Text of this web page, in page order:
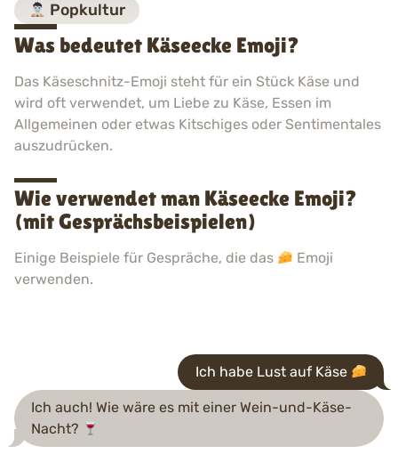
Popkultur
Was bedeutet Käseecke Emoji?
Das Käseschnitz-Emoji steht für ein Stück Käse und
wird oft verwendet, um Liebe zu Käse, Essen im
Allgemeinen oder etwas Kitschiges oder Sentimentales
auszudrücken.
Wie verwendet man Käseecke Emoji?
(mit Gesprächsbeispielen)
Einige Beispiele für Gespräche, die das
Emoji
verwenden.
Ich habe Lust auf Käse
Ich auch! Wie wäre es mit einer Wein-und-Käse-
Nacht?